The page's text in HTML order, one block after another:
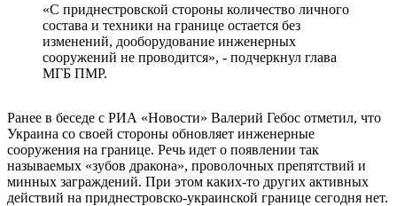
«С приднестровской стороны количество личного
состава и техники на границе остается без
изменений, дооборудование инженерных
сооружений не проводится», - подчеркнул глава
МГБ ПМР.
Ранее в беседе с РИА «Новости» Валерий Гебос отметил, что
Украина со своей стороны обновляет инженерные
сооружения на границе. Речь идет о появлении так
называемых «зубов дракона», проволочных препятствий и
минных заграждений. При этом каких-то других активных
действий на приднестровско-украинской границе сегодня нет.